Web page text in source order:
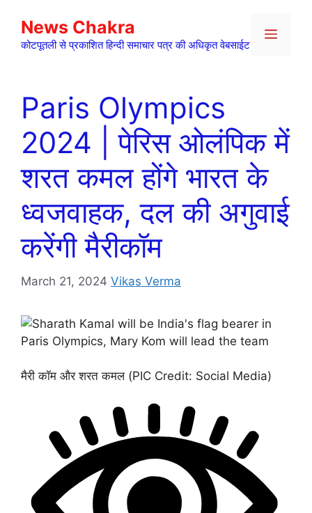
content
News Chakra
कोटपूतली से प्रकाशित हिन्दी समाचार पत्र की अधिकृत वेबसाईट
Menu
Paris Olympics
2024 | पेरिस ओलंपिक में
शरत कमल होंगे भारत के
ध्वजवाहक, दल की अगुवाई
करेंगी मैरीकॉम
March 21, 2024 Vikas Verma
मैरी कॉम और शरत कमल (PIC Credit: Social Media)